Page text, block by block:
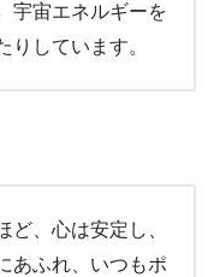
宇宙エネルギーを
りしています。
ど、心は安定し、
あふれ、いつもポ